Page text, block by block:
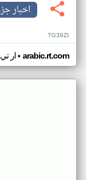
اخبار
TG39ZI
ار• arabic.rt.com